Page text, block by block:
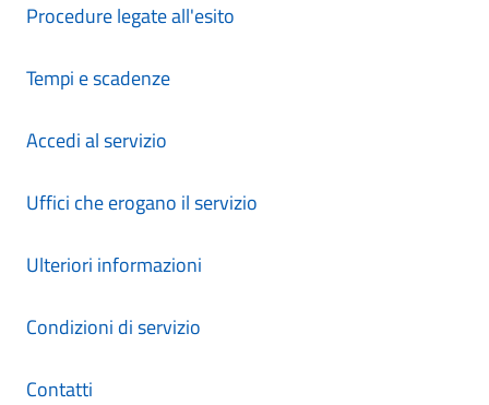
Procedure legate all'esito
Tempi e scadenze
Accedi al servizio
Uffici che erogano il servizio
Ulteriori informazioni
Condizioni di servizio
Contatti